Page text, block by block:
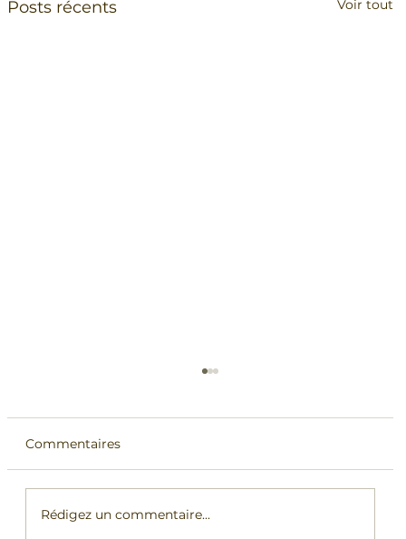
Posts récents Voir tout
Commentaires
Rédigez un commentaire...